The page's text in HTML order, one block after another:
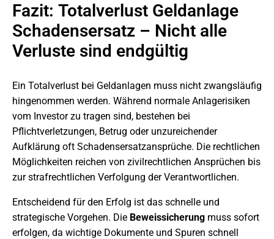
Fazit: Totalverlust Geldanlage
Schadensersatz – Nicht alle
Verluste sind endgültig
Ein Totalverlust bei Geldanlagen muss nicht zwangsläufig
hingenommen werden. Während normale Anlagerisiken
vom Investor zu tragen sind, bestehen bei
Pflichtverletzungen, Betrug oder unzureichender
Aufklärung oft Schadensersatzansprüche. Die rechtlichen
Möglichkeiten reichen von zivilrechtlichen Ansprüchen bis
zur strafrechtlichen Verfolgung der Verantwortlichen.
Entscheidend für den Erfolg ist das schnelle und
strategische Vorgehen. Die Beweissicherung muss sofort
erfolgen, da wichtige Dokumente und Spuren schnell